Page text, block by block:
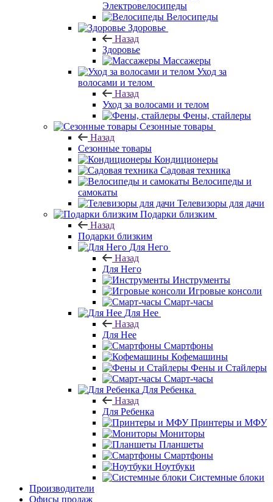
Электровелосипеды
Велосипеды
Здоровье
Назад
Здоровье
Массажеры
Уход за
волосами и телом
Назад
Уход за волосами и телом
Фены, стайлеры
Сезонные товары
Назад
Сезонные товары
Кондиционеры
Садовая техника
Велосипеды и
самокаты
Телевизоры для дачи
Подарки близким
Назад
Подарки близким
Для Него
Назад
Для Него
Инструменты
Игровые консоли
Смарт-часы
Для Нее
Назад
Для Нее
Смартфоны
Кофемашины
Фены и Стайлеры
Смарт-часы
Для Ребенка
Назад
Для Ребенка
Принтеры и МФУ
Мониторы
Планшеты
Смартфоны
Ноутбуки
Системные блоки
Производители
Офисы продаж